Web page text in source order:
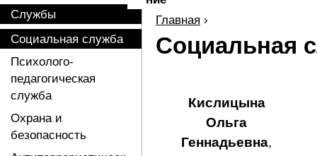
Главная ›
Социальная
Кислицына
Ольга
Геннадьевна,
Службы
Социальная служба
Психолого-
педагогическая
служба
Охрана и
безопасность